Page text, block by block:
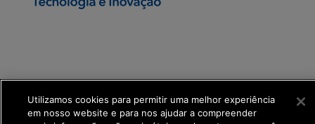
get_footer();
Utilizamos cookies para permitir uma melhor experiência
em nosso website e para nos ajudar a compreender